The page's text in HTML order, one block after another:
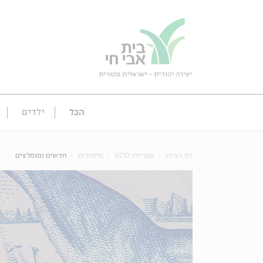
הכל ילדים
דף הבית ספריית VOD מיוחדים חדשים ומומלצים